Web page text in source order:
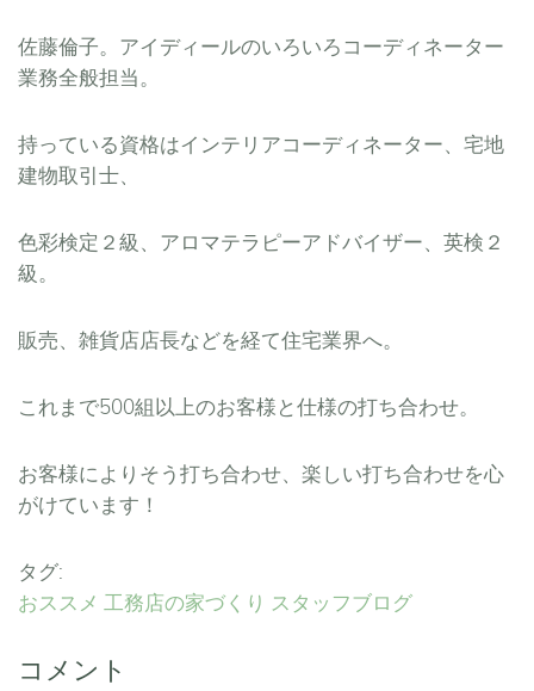
佐藤倫子。アイディールのいろいろコーディネーター
業務全般担当。
持っている資格はインテリアコーディネーター、宅地
建物取引士、
色彩検定２級、アロマテラピーアドバイザー、英検２
級。
販売、雑貨店店長などを経て住宅業界へ。
これまで500組以上のお客様と仕様の打ち合わせ。
お客様によりそう打ち合わせ、楽しい打ち合わせを心
がけています！
タグ:
おススメ 工務店の家づくり スタッフブログ
コメント